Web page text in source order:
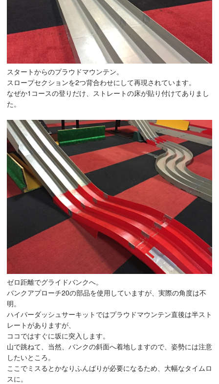
スタートからのプラウドマウンテン。
スロープセクションを2つ背合わせにして再現されています。
なぜか1コースの登りだけ、ストレートの床が貼り付けてありまし
た。
ゼロ距離でグライドバンクへ。
バンクアプローチ20の部品を使用していますが、実際の角度は不
明。
ハイパーダッシュサーキットではプラウドマウンテン直後は半スト
レートがありますが、
ココではすぐに坂に突入します。
山で跳ねて、当然、バンクの斜面へ着地しますので、姿勢には注意
したいところ。
ここでミスるとかなりふんばりが必要になるため、大幅なタイムロ
スに。